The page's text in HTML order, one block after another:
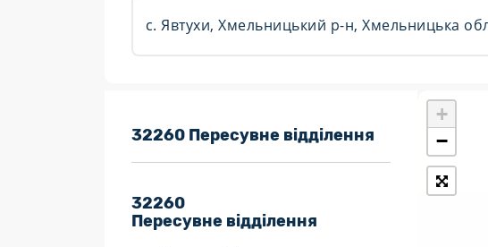
7 днів на тиждень
Працюють після 19:00
Працюють у вихідні
32260 Пересувне відділення
32260
Пересувне відділення
+
−